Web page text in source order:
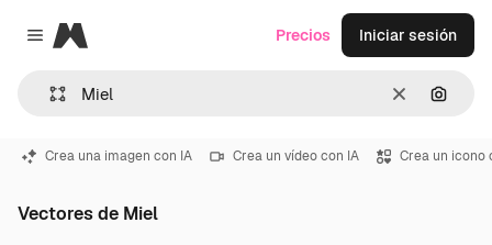
Close menu
Magnific
Borrar
Precios Iniciar sesión
Crea una imagen con IA Crea un vídeo con IA Crea un icono
Vectores de Miel